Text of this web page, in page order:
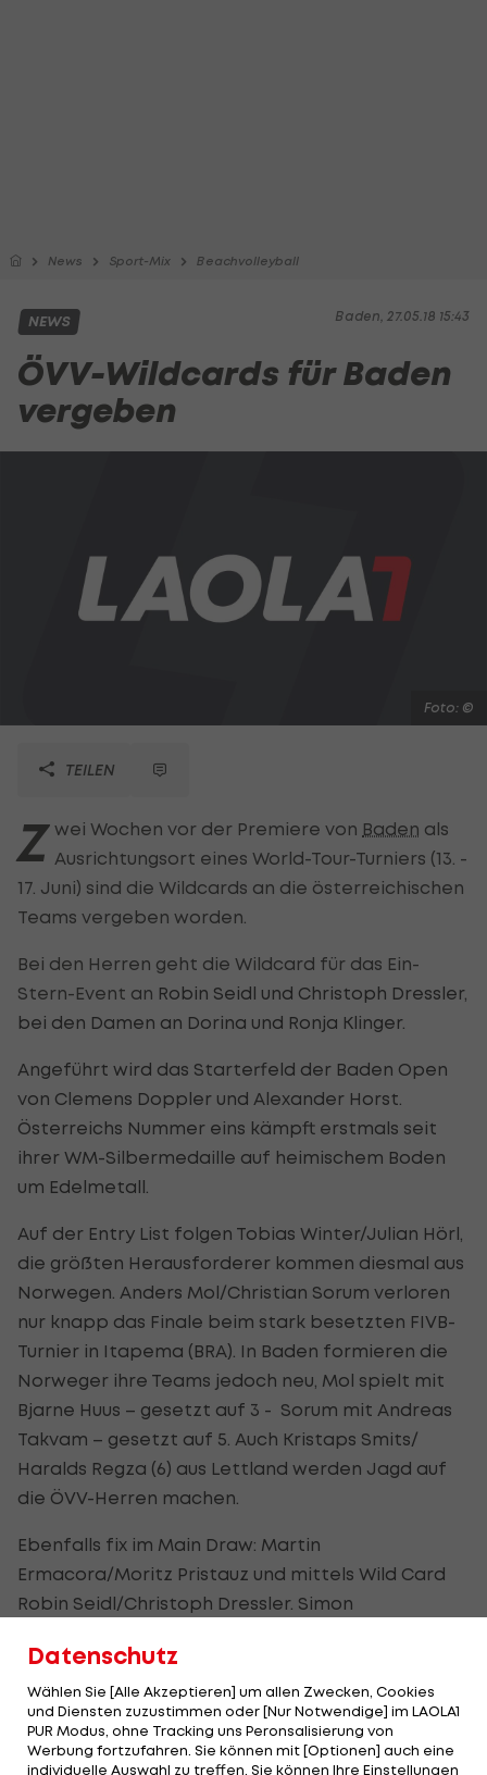
News Sport-Mix Beachvolleyball
Baden, 27.05.18 15:43
NEWS
ÖVV-Wildcards für Baden
vergeben
Foto: ©
TEILEN
Z wei Wochen vor der Premiere von Baden als
Ausrichtungsort eines World-Tour-Turniers (13. -
17. Juni) sind die Wildcards an die österreichischen
Teams vergeben worden.
Bei den Herren geht die Wildcard für das Ein-
Stern-Event an Robin Seidl und Christoph Dressler,
bei den Damen an Dorina und Ronja Klinger.
Angeführt wird das Starterfeld der Baden Open
von Clemens Doppler und Alexander Horst.
Österreichs Nummer eins kämpft erstmals seit
ihrer WM-Silbermedaille auf heimischem Boden
um Edelmetall.
Auf der Entry List folgen Tobias Winter/Julian Hörl,
die größten Herausforderer kommen diesmal aus
Norwegen. Anders Mol/Christian Sorum verloren
nur knapp das Finale beim stark besetzten FIVB-
Turnier in Itapema (BRA). In Baden formieren die
Norweger ihre Teams jedoch neu, Mol spielt mit
Bjarne Huus – gesetzt auf 3 - Sorum mit Andreas
Takvam – gesetzt auf 5. Auch Kristaps Smits/
Haralds Regza (6) aus Lettland werden Jagd auf
die ÖVV-Herren machen.
Ebenfalls fix im Main Draw: Martin
Ermacora/Moritz Pristauz und mittels Wild Card
Robin Seidl/Christoph Dressler. Simon
Müllner, Thomas Kunert/Philipp Wallner und
Alexander Huber/Peter Eglseer müssen zuerst in
die Coutry Quota (13.6.) und danach in die
Qualifikation (14.6.). Durch diese müssen auch
Datenschutz
Wählen Sie [Alle Akzeptieren] um allen Zwecken, Cookies
und Diensten zuzustimmen oder [Nur Notwendige] im LAOLA1
PUR Modus, ohne Tracking uns Peronsalisierung von
Werbung fortzufahren. Sie können mit [Optionen] auch eine
individuelle Auswahl zu treffen. Sie können Ihre Einstellungen